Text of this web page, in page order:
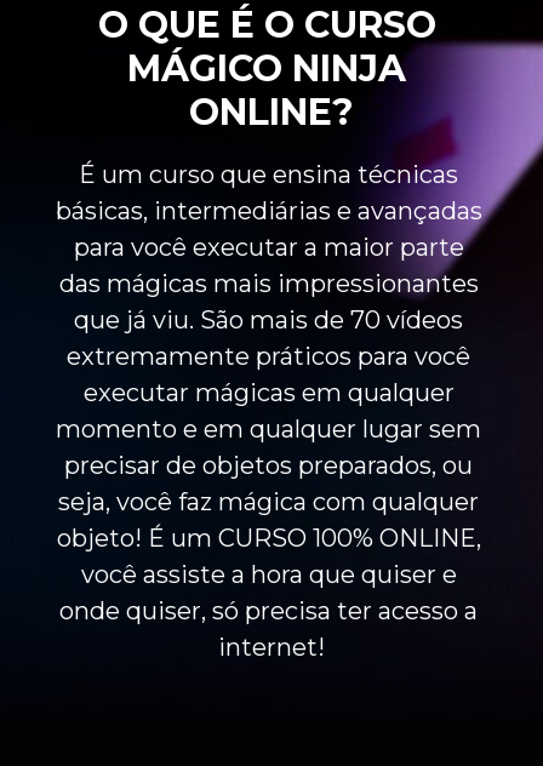
É um curso que ensina técnicas
básicas, intermediárias e avançadas
para você executar a maior parte
das mágicas mais impressionantes
que já viu. São mais de 70 vídeos
extremamente práticos para você
executar mágicas em qualquer
momento e em qualquer lugar sem
precisar de objetos preparados, ou
seja, você faz mágica com qualquer
objeto! É um CURSO 100% ONLINE,
você assiste a hora que quiser e
onde quiser, só precisa ter acesso a
internet!
O QUE É O CURSO
MÁGICO NINJA
ONLINE?